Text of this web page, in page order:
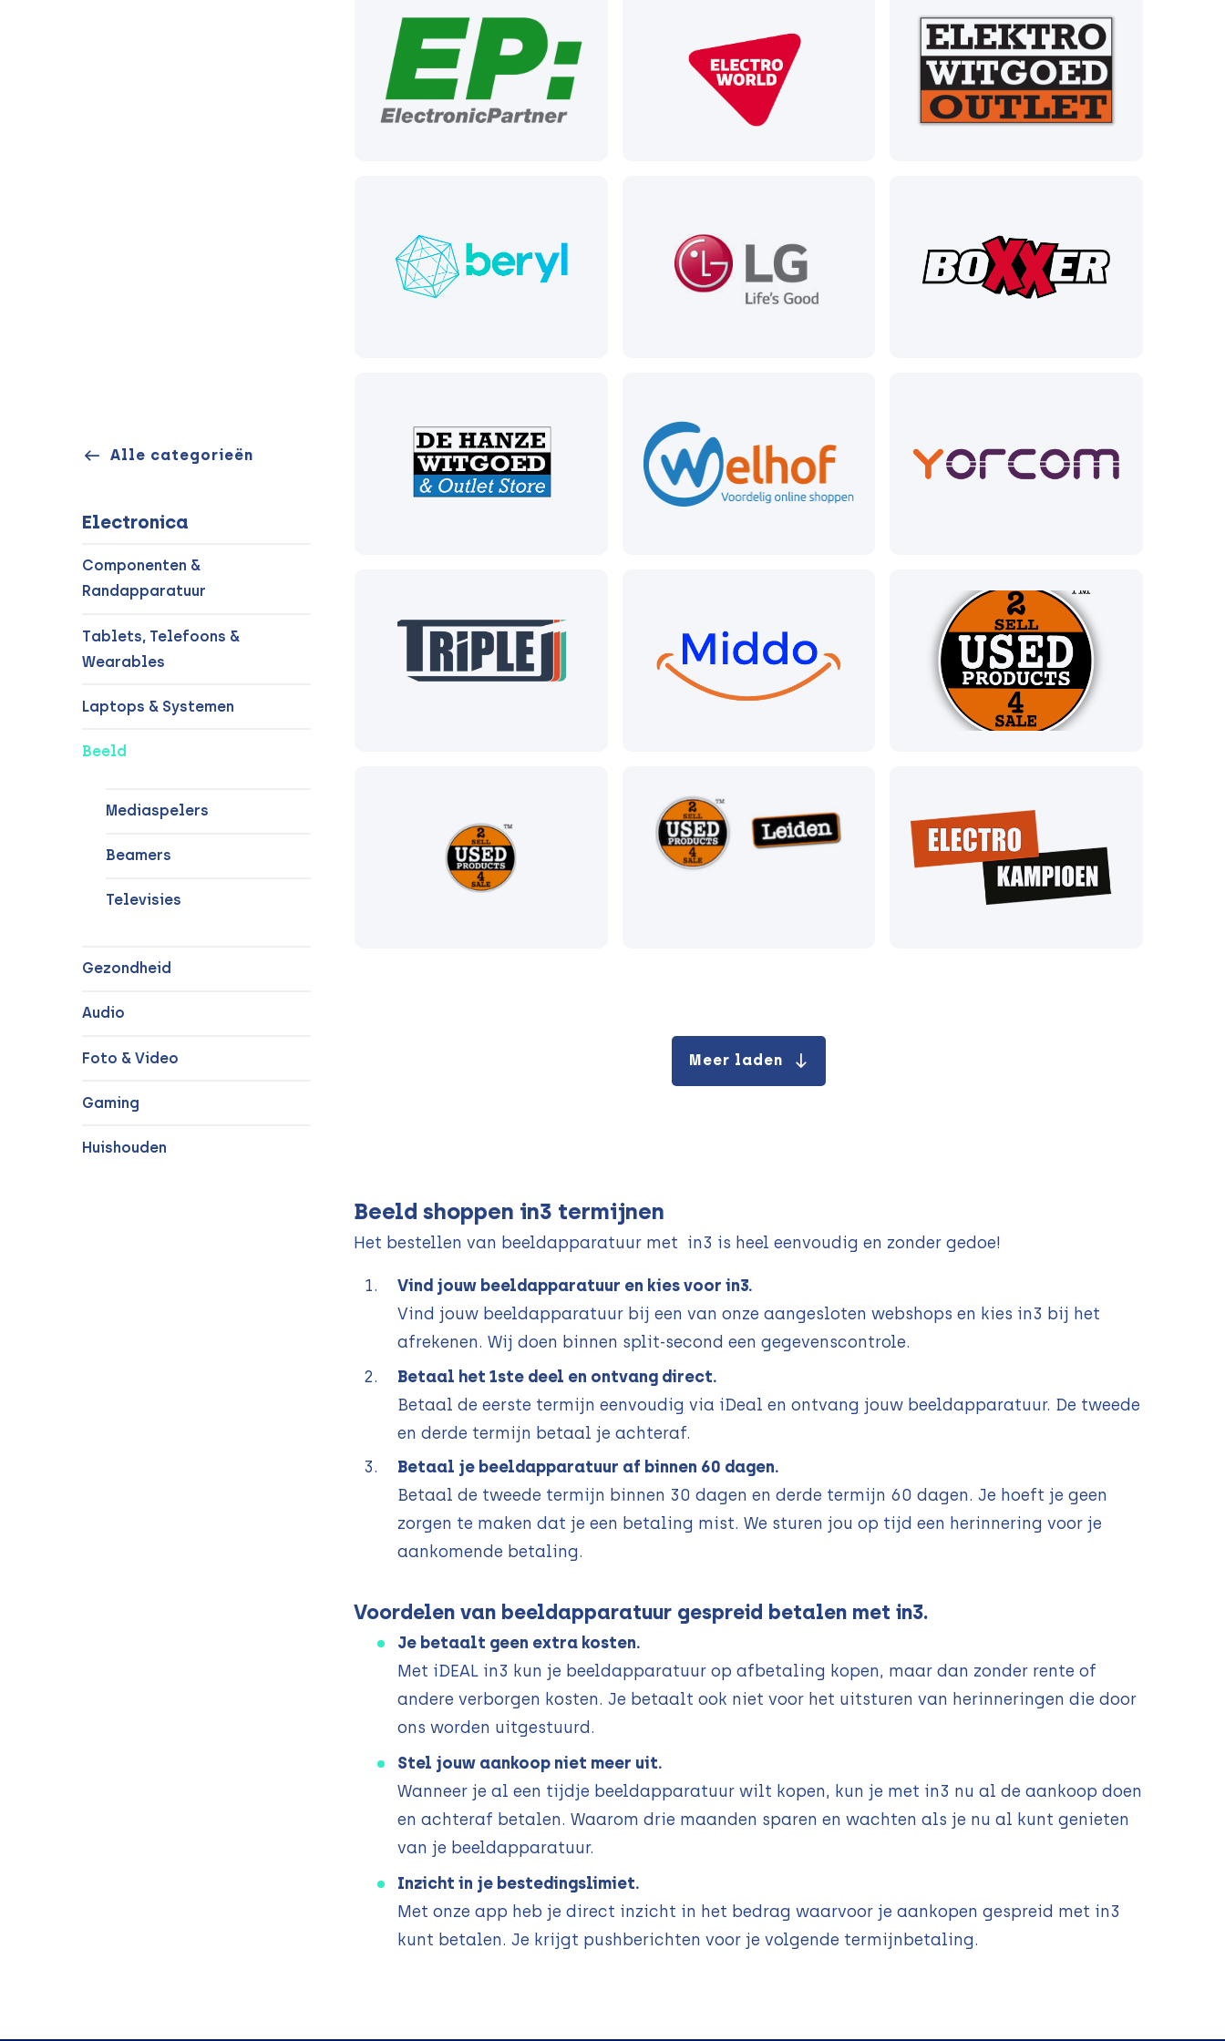
Alle categorieën
Electronica
Componenten &
Randapparatuur
Tablets, Telefoons &
Wearables
Laptops & Systemen
Beeld
Mediaspelers
Beamers
Televisies
Gezondheid
Audio
Foto & Video
Gaming
Huishouden
Meer laden
Beeld shoppen in3 termijnen
Het bestellen van beeldapparatuur met in3 is heel eenvoudig en zonder gedoe!
Vind jouw beeldapparatuur en kies voor in3.
Vind jouw beeldapparatuur bij een van onze aangesloten webshops en kies in3 bij het
afrekenen. Wij doen binnen split-second een gegevenscontrole.
Betaal het 1ste deel en ontvang direct.
Betaal de eerste termijn eenvoudig via iDeal en ontvang jouw beeldapparatuur. De tweede
en derde termijn betaal je achteraf.
Betaal je beeldapparatuur af binnen 60 dagen.
Betaal de tweede termijn binnen 30 dagen en derde termijn 60 dagen. Je hoeft je geen
zorgen te maken dat je een betaling mist. We sturen jou op tijd een herinnering voor je
aankomende betaling.
Voordelen van beeldapparatuur gespreid betalen met in3.
Je betaalt geen extra kosten.
Met iDEAL in3 kun je beeldapparatuur op afbetaling kopen, maar dan zonder rente of
andere verborgen kosten. Je betaalt ook niet voor het uitsturen van herinneringen die door
ons worden uitgestuurd.
Stel jouw aankoop niet meer uit.
Wanneer je al een tijdje beeldapparatuur wilt kopen, kun je met in3 nu al de aankoop doen
en achteraf betalen. Waarom drie maanden sparen en wachten als je nu al kunt genieten
van je beeldapparatuur.
Inzicht in je bestedingslimiet.
Met onze app heb je direct inzicht in het bedrag waarvoor je aankopen gespreid met in3
kunt betalen. Je krijgt pushberichten voor je volgende termijnbetaling.